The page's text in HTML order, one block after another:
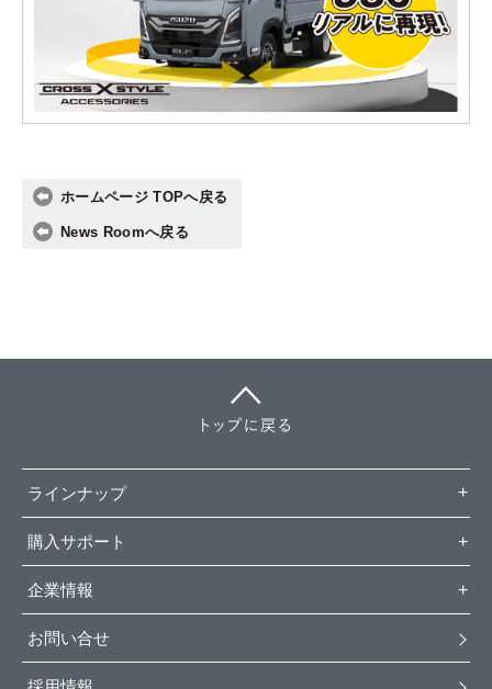
ホームページ TOPへ戻る
News Roomへ戻る
ラインナップ
購入サポート
企業情報
お問い合せ